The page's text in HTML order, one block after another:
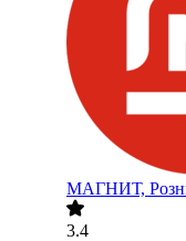
МАГНИТ,
3.4